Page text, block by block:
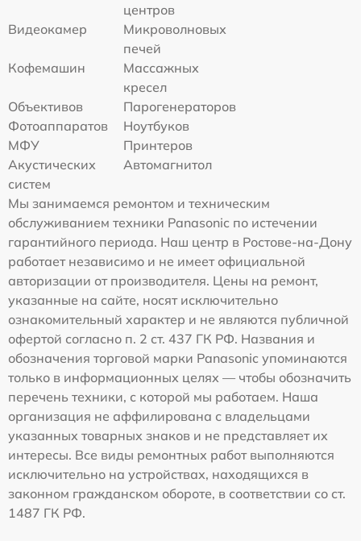
центров
Видеокамер
Микроволновых
печей
Кофемашин
Массажных
кресел
Объективов
Парогенераторов
Фотоаппаратов
Ноутбуков
МФУ
Принтеров
Акустических
систем
Автомагнитол
Мы занимаемся ремонтом и техническим
обслуживанием техники Panasonic по истечении
гарантийного периода. Наш центр в Ростове-на-Дону
работает независимо и не имеет официальной
авторизации от производителя. Цены на ремонт,
указанные на сайте, носят исключительно
ознакомительный характер и не являются публичной
офертой согласно п. 2 ст. 437 ГК РФ. Названия и
обозначения торговой марки Panasonic упоминаются
только в информационных целях — чтобы обозначить
перечень техники, с которой мы работаем. Наша
организация не аффилирована с владельцами
указанных товарных знаков и не представляет их
интересы. Все виды ремонтных работ выполняются
исключительно на устройствах, находящихся в
законном гражданском обороте, в соответствии со ст.
1487 ГК РФ.